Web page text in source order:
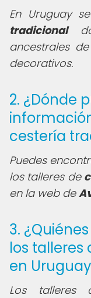
En Uruguay
tradicional
ancestrales
decorativos.
2. ¿Dónde
cestería
Puedes
los talleres de
en la web de
3.
los talleres
en
Los talleres